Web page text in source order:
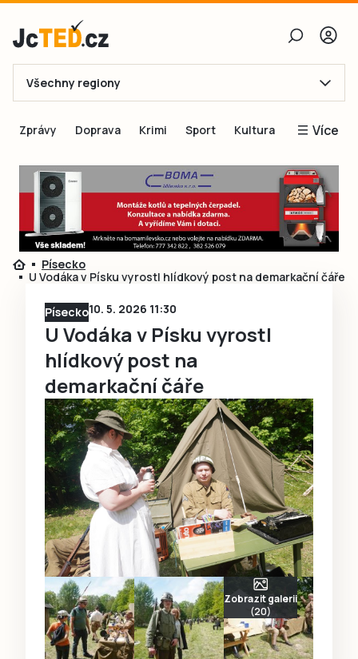
E-mail
Obnovit heslo
Přihlásit se
Ještě nemám účet, chci se
Všechny regiony
Zprávy Doprava Krimi Sport Kultura Více
Blogy
Inspirace
Čtenáři píší
Speciální přílohy
Písecko
U Vodáka v Písku vyrostl hlídkový post na demarkační čáře
Písecko10. 5. 2026 11:30
U Vodáka v Písku vyrostl
hlídkový post na
demarkační čáře
Zobrazit galerii
(20)